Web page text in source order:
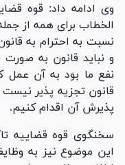
وی ادامه داد: قوه
الخطاب برای همه از
نسبت به احترام به
و نباید قانون به
نفع ما بود به آن
قانون تجزیه پذیر
پذیرش آن اقدام کنیم.
سخنگوی قوه قضاییه
این موضوع نیز به